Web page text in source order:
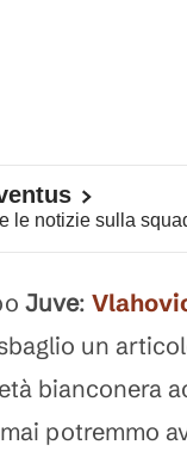
le notizie sulla
Juve:
un
bianconera
potremmo